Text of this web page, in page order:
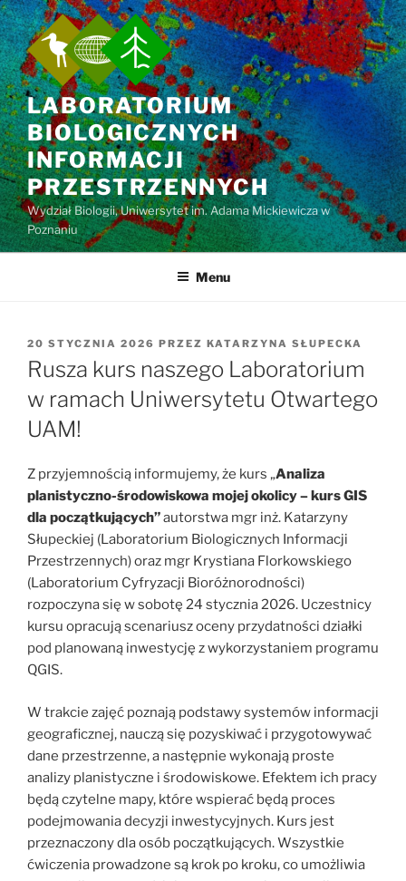
Przejdź
do
treści
LABORATORIUM
BIOLOGICZNYCH
INFORMACJI
PRZESTRZENNYCH
Wydział Biologii, Uniwersytet im. Adama Mickiewicza w
Poznaniu
Menu
OPUBLIKOWANE
W
20 STYCZNIA 2026 PRZEZ KATARZYNA SŁUPECKA
Rusza kurs naszego Laboratorium
w ramach Uniwersytetu Otwartego
UAM!
Z przyjemnością informujemy, że kurs „Analiza
planistyczno-środowiskowa mojej okolicy – kurs GIS
dla początkujących”autorstwa mgr inż. Katarzyny
Słupeckiej (Laboratorium Biologicznych Informacji
Przestrzennych) oraz mgr Krystiana Florkowskiego
(Laboratorium Cyfryzacji Bioróżnorodności)
rozpoczyna się w sobotę 24 stycznia 2026. Uczestnicy
kursu opracują scenariusz oceny przydatności działki
pod planowaną inwestycję z wykorzystaniem programu
QGIS.
W trakcie zajęć poznają podstawy systemów informacji
geograficznej, nauczą się pozyskiwać i przygotowywać
dane przestrzenne, a następnie wykonają proste
analizy planistyczne i środowiskowe. Efektem ich pracy
będą czytelne mapy, które wspierać będą proces
podejmowania decyzji inwestycyjnych. Kurs jest
przeznaczony dla osób początkujących. Wszystkie
ćwiczenia prowadzone są krok po kroku, co umożliwia